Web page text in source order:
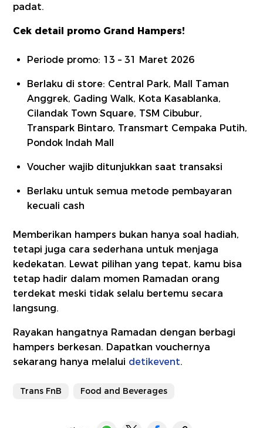
padat.
Cek detail promo Grand Hampers!
Periode promo: 13 – 31 Maret 2026
Berlaku di store: Central Park, Mall Taman
Anggrek, Gading Walk, Kota Kasablanka,
Cilandak Town Square, TSM Cibubur,
Transpark Bintaro, Transmart Cempaka Putih,
Pondok Indah Mall
Voucher wajib ditunjukkan saat transaksi
Berlaku untuk semua metode pembayaran
kecuali cash
Memberikan hampers bukan hanya soal hadiah,
tetapi juga cara sederhana untuk menjaga
kedekatan. Lewat pilihan yang tepat, kamu bisa
tetap hadir dalam momen Ramadan orang
terdekat meski tidak selalu bertemu secara
langsung.
Rayakan hangatnya Ramadan dengan berbagi
hampers berkesan. Dapatkan vouchernya
sekarang hanya melalui detikevent.
Trans FnB Food and Beverages